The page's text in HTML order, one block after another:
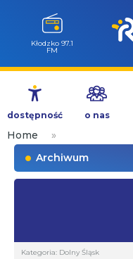
Przejdź
treści
Kłodzko 97.1
FM
dostępność o nas
Home
»
Archiwum
Kategoria: Dolny Śląsk